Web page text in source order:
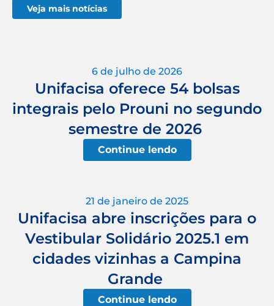
Veja mais notícias
6 de julho de 2026
Unifacisa oferece 54 bolsas
integrais pelo Prouni no segundo
semestre de 2026
Continue lendo
21 de janeiro de 2025
Unifacisa abre inscrições para o
Vestibular Solidário 2025.1 em
cidades vizinhas a Campina
Grande
Continue lendo